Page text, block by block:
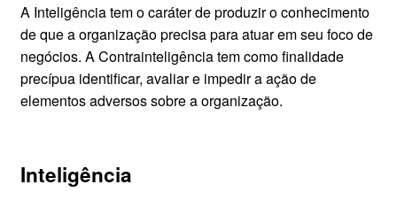
A Inteligência tem o caráter de produzir o conhecimento
de que a organização precisa para atuar em seu foco de
negócios. A Contrainteligência tem como finalidade
precípua identificar, avaliar e impedir a ação de
elementos adversos sobre a organização.
Inteligência